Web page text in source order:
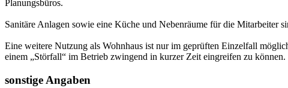
Planungsbüros.
Sanitäre Anlagen sowie eine Küche und Nebenräume für die Mitarbeiter
Eine weitere Nutzung als Wohnhaus ist nur im geprüften Einzelfall
einem „Störfall“ im Betrieb zwingend in kurzer Zeit eingreifen zu können.
sonstige Angaben